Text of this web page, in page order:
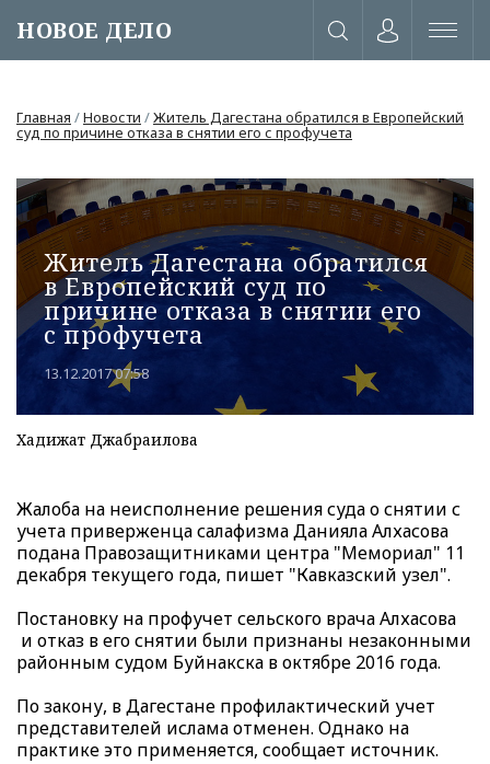
НОВОЕ ДЕЛО
Главная /Новости /Житель Дагестана обратился в Европейский
суд по причине отказа в снятии его с профучета
Житель Дагестана обратился
в Европейский суд по
причине отказа в снятии его
с профучета
13.12.2017 07:58
Хадижат Джабраилова
Жалоба на неисполнение решения суда о снятии с
учета приверженца салафизма Данияла Алхасова
подана Правозащитниками центра "Мемориал" 11
декабря текущего года, пишет "Кавказский узел".
Постановку на профучет сельского врача Алхасова
и отказ в его снятии были признаны незаконными
районным судом Буйнакска в октябре 2016 года.
По закону, в Дагестане профилактический учет
представителей ислама отменен. Однако на
практике это применяется, сообщает источник.